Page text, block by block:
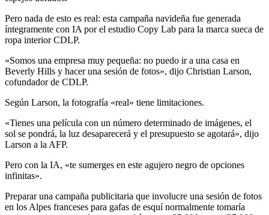
Pero nada de esto es real: esta campaña navideña fue generada
íntegramente con IA por el estudio Copy Lab para la marca sueca de
ropa interior CDLP.
«Somos una empresa muy pequeña: no puedo ir a una casa en
Beverly Hills y hacer una sesión de fotos», dijo Christian Larson,
cofundador de CDLP.
Según Larson, la fotografía «real» tiene limitaciones.
«Tienes una película con un número determinado de imágenes, el
sol se pondrá, la luz desaparecerá y el presupuesto se agotará», dijo
Larson a la AFP.
Pero con la IA, «te sumerges en este agujero negro de opciones
infinitas».
Preparar una campaña publicitaria que involucre una sesión de fotos
en los Alpes franceses para gafas de esquí normalmente tomaría